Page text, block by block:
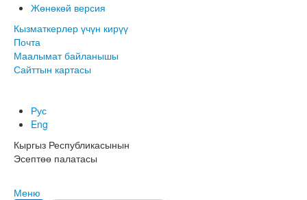
Жөнөкөй версия
Кызматкерлер үчүн кирүү
Почта
Маалымат байланышы
Сайттын картасы
Рус
Eng
Кыргыз Республикасынын
Эсептөө палатасы
Меню